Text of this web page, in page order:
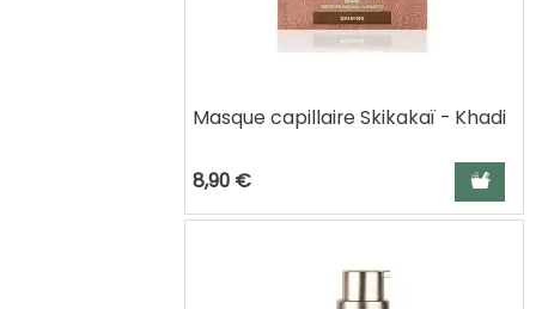
Masque capillaire Skikakaï - Khadi
8,90 € Ajouter